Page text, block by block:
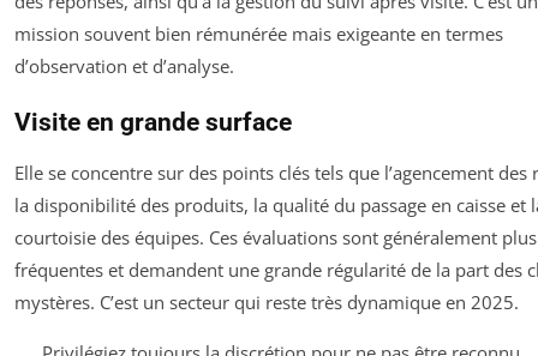
mission souvent bien rémunérée mais exigeante en termes
d’observation et d’analyse.
Visite en grande surface
Elle se concentre sur des points clés tels que l’agencement des
la disponibilité des produits, la qualité du passage en caisse et
courtoisie des équipes. Ces évaluations sont généralement plus
fréquentes et demandent une grande régularité de la part des
mystères. C’est un secteur qui reste très dynamique en 2025.